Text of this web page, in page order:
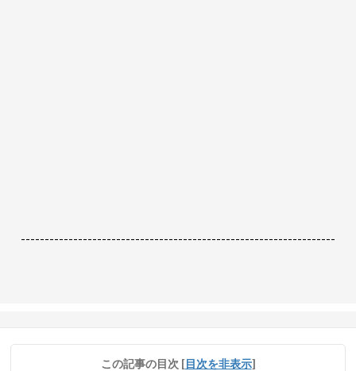
------------------------------------------------------------------
この記事の目次 [目次を非表示]